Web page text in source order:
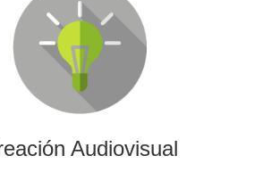
Audiovisual
Audiovisual
creativas, de producción y edición
tipo de contenido audiovisual: vídeos
spots o cobertura audiovisual de eventos.